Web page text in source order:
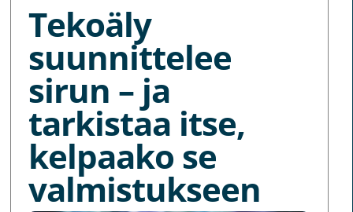
Tekoäly
suunnittelee
sirun – ja
tarkistaa itse,
kelpaako se
valmistukseen